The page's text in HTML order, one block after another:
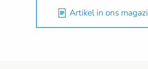
Artikel in ons